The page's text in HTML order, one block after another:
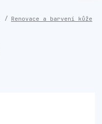
Renovace a barvení kůže